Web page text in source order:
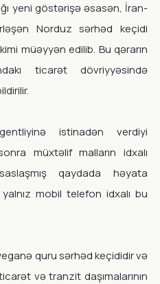
yeni göstərişə əsasən, İran-
Norduz sərhəd keçidi
müəyyən edilib. Bu qərarın
ticarət dövriyyəsində
istinadən verdiyi
müxtəlif malların idxalı
qaydada həyata
mobil telefon idxalı bu
quru sərhəd keçididir və
və tranzit daşımalarının